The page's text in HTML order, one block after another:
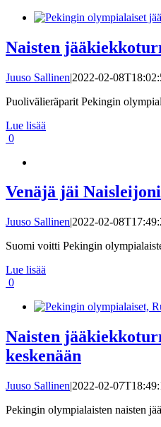
Naisten
Juuso Sallinen|2022-02-
Puolivälieräparit Pekingin
Lue lisää
0
Venäjä jäi
Juuso Sallinen|2022-02-
Suomi voitti Pekingin
Lue lisää
0
Naisten
keskenään
Juuso Sallinen|2022-02-
Pekingin olympialaisten naisten